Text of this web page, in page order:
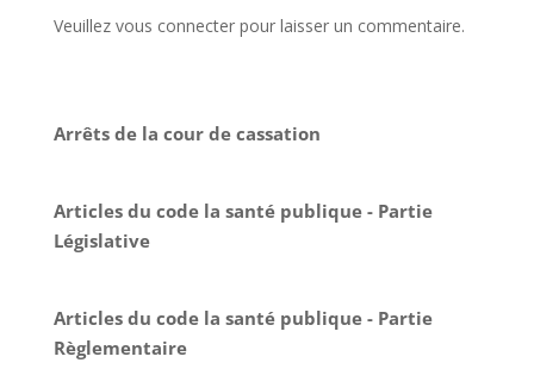
Veuillez vous connecter pour laisser un commentaire.
Arrêts de la cour de cassation
Articles du code la santé publique - Partie
Législative
Articles du code la santé publique - Partie
Règlementaire